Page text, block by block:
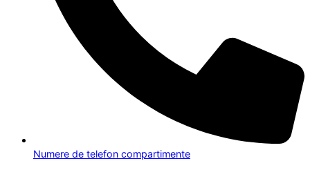
Numere de telefon compartimente